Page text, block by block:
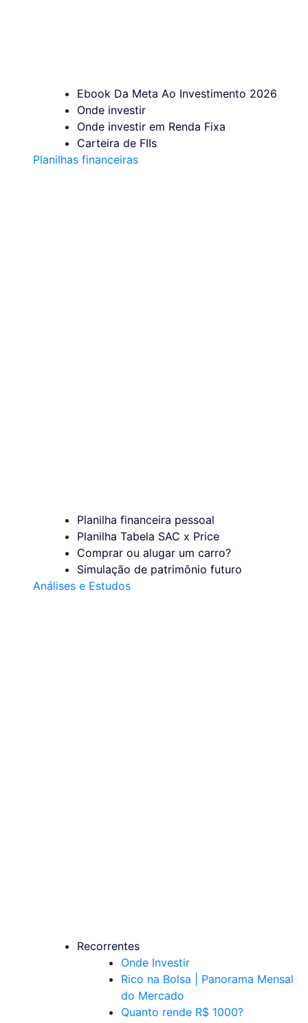
Ebook Da Meta Ao Investimento 2026
Onde investir
Onde investir em Renda Fixa
Carteira de FIIs
Planilhas financeiras
Planilha financeira pessoal
Planilha Tabela SAC x Price
Comprar ou alugar um carro?
Simulação de patrimônio futuro
Análises e Estudos
Recorrentes
Onde Investir
Rico na Bolsa | Panorama Mensal
do Mercado
Quanto rende R$ 1000?